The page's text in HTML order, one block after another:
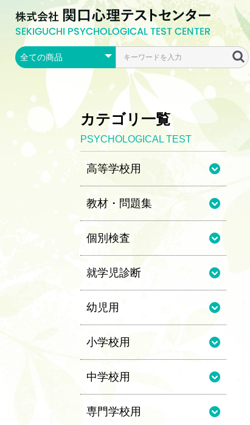
カテゴリ一覧
PSYCHOLOGICAL TEST
高等学校用
教材・問題集
個別検査
就学児診断
幼児用
小学校用
中学校用
専門学校用